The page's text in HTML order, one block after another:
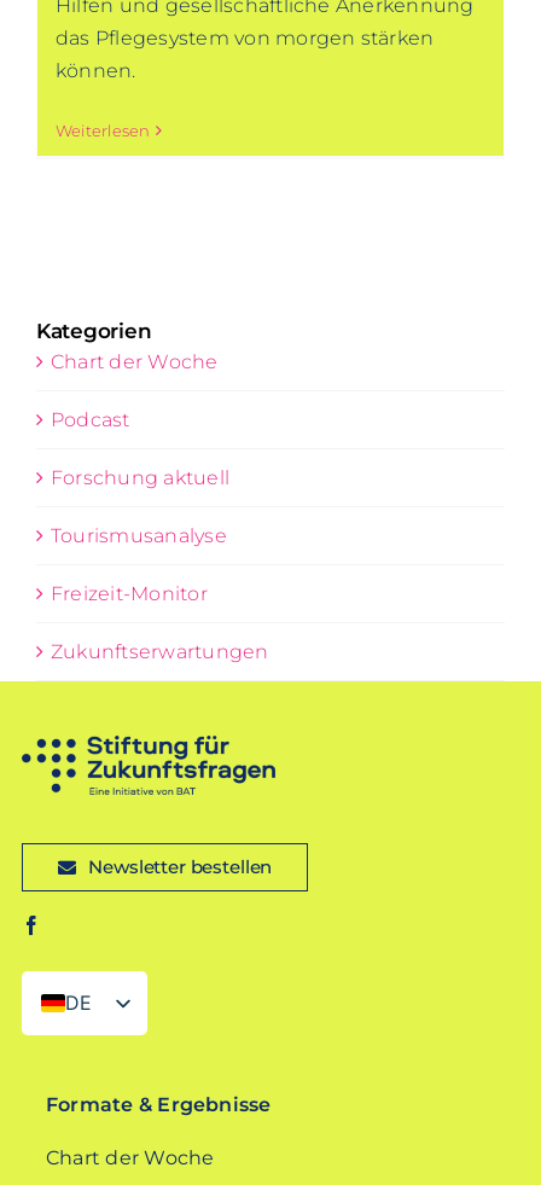
Hilfen und gesellschaftliche Anerkennung
das Pflegesystem von morgen stärken
können.
Weiterlesen
Kategorien
Chart der Woche
Podcast
Forschung aktuell
Tourismusanalyse
Freizeit-Monitor
Zukunftserwartungen
Newsletter bestellen
DE
EN
Formate & Ergebnisse
Chart der Woche